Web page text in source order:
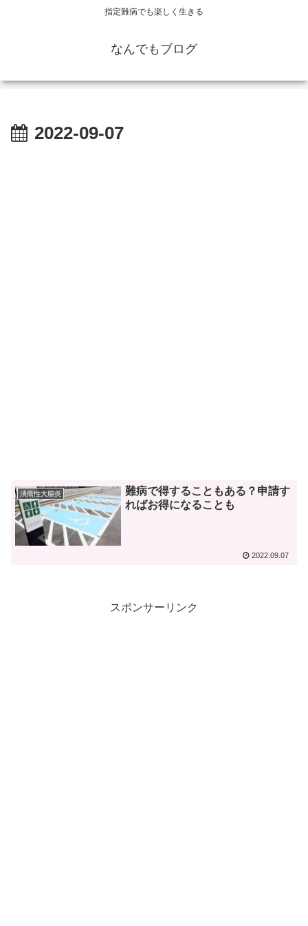
指定難病でも楽しく生きる
なんでもブログ
2022-09-07
潰瘍性大腸炎
難病で得することもある？申請す
ればお得になることも
2022.09.07
スポンサーリンク